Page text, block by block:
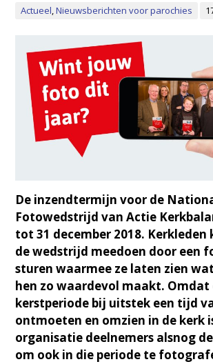
Actueel,Nieuwsberichten voor parochies
De inzendtermijn voor de
Fotowedstrijd van Actie
tot 31 december 2018. Kerkleden
de wedstrijd meedoen door een
sturen waarmee ze laten zien
hen zo waardevol maakt. Omdat
kerstperiode bij uitstek een tijd
ontmoeten en omzien in de kerk
organisatie deelnemers alsnog
om ook in die periode te